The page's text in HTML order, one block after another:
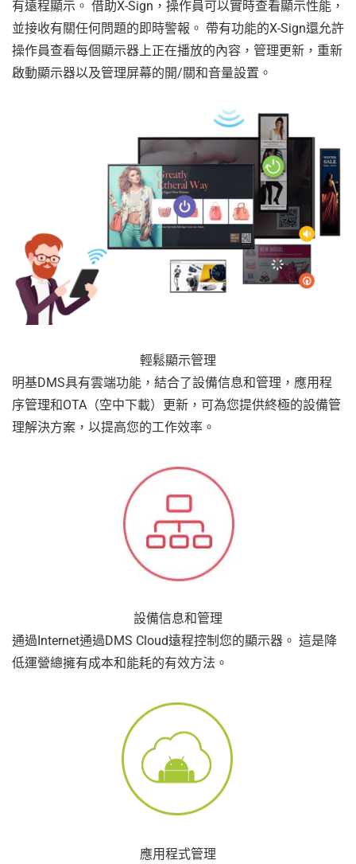
有遠程顯示。 借助X-Sign，操作員可以實時查看顯示性能，
並接收有關任何問題的即時警報。 帶有功能的X-Sign還允許
操作員查看每個顯示器上正在播放的內容，管理更新，重新
啟動顯示器以及管理屏幕的開/關和音量設置。
輕鬆顯示管理
明基DMS具有雲端功能，結合了設備信息和管理，應用程
序管理和OTA（空中下載）更新，可為您提供終極的設備管
理解決方案，以提高您的工作效率。
設備信息和管理
通過Internet通過DMS Cloud遠程控制您的顯示器。 這是降
低運營總擁有成本和能耗的有效方法。
應用程式管理